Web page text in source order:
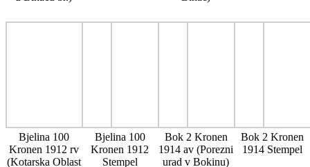
Bjelina 100
Kronen 1912 rv
(Kotarska Oblast
Bjelina 100
Kronen 1912
Stempel
Bok 2 Kronen
1914 av (Porezni
urad v Bokinu)
Bok 2 Kronen
1914 Stempel